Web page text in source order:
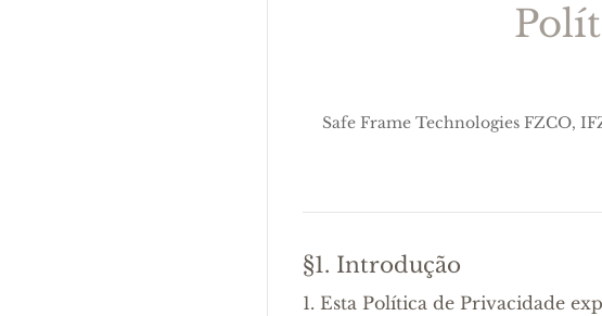
Safe Frame Technologies FZCO,
§1. Introdução
1. Esta Política de Privacidade